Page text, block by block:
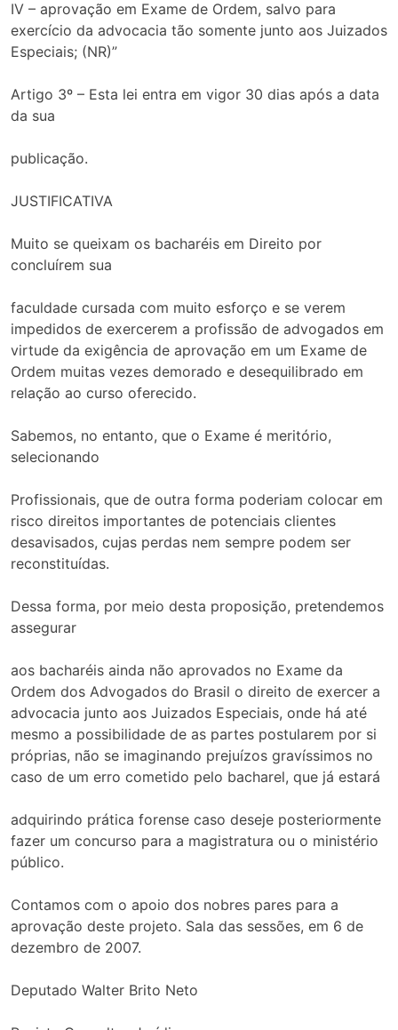
IV – aprovação em Exame de Ordem, salvo para
exercício da advocacia tão somente junto aos Juizados
Especiais; (NR)”
Artigo 3º – Esta lei entra em vigor 30 dias após a data
da sua
publicação.
JUSTIFICATIVA
Muito se queixam os bacharéis em Direito por
concluírem sua
faculdade cursada com muito esforço e se verem
impedidos de exercerem a profissão de advogados em
virtude da exigência de aprovação em um Exame de
Ordem muitas vezes demorado e desequilibrado em
relação ao curso oferecido.
Sabemos, no entanto, que o Exame é meritório,
selecionando
Profissionais, que de outra forma poderiam colocar em
risco direitos importantes de potenciais clientes
desavisados, cujas perdas nem sempre podem ser
reconstituídas.
Dessa forma, por meio desta proposição, pretendemos
assegurar
aos bacharéis ainda não aprovados no Exame da
Ordem dos Advogados do Brasil o direito de exercer a
advocacia junto aos Juizados Especiais, onde há até
mesmo a possibilidade de as partes postularem por si
próprias, não se imaginando prejuízos gravíssimos no
caso de um erro cometido pelo bacharel, que já estará
adquirindo prática forense caso deseje posteriormente
fazer um concurso para a magistratura ou o ministério
público.
Contamos com o apoio dos nobres pares para a
aprovação deste projeto. Sala das sessões, em 6 de
dezembro de 2007.
Deputado Walter Brito Neto